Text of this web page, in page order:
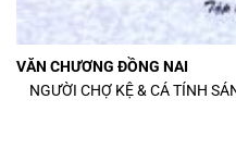
VĂN CHƯƠNG ĐỒNG NAI
NGƯỜI CHỢ KỆ & CÁ TÍNH